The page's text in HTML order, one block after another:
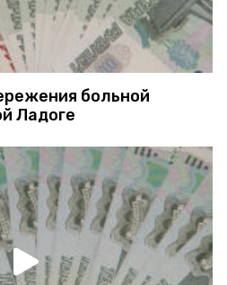
больной
Ладоге